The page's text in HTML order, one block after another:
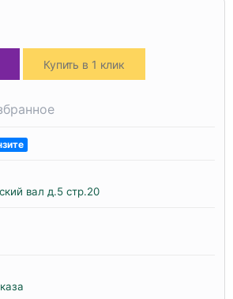
Купить в 1 клик
вал д.5 стр.20